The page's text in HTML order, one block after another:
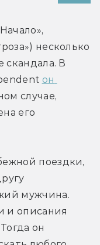
несколько
скандала. В
он
случае,
его
поездки,
мужчина.
и описания
он